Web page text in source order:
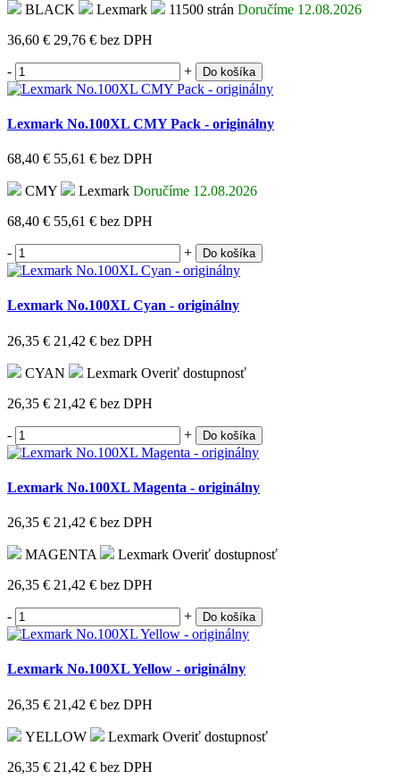
BLACK Lexmark 11500 strán Doručíme 12.08.2026
36,60 € 29,76 € bez DPH
- + Do košíka
Lexmark No.100XL CMY Pack - originálny
68,40 € 55,61 € bez DPH
CMY Lexmark Doručíme 12.08.2026
68,40 € 55,61 € bez DPH
- + Do košíka
Lexmark No.100XL Cyan - originálny
26,35 € 21,42 € bez DPH
CYAN Lexmark Overiť dostupnosť
26,35 € 21,42 € bez DPH
- + Do košíka
Lexmark No.100XL Magenta - originálny
26,35 € 21,42 € bez DPH
MAGENTA Lexmark Overiť dostupnosť
26,35 € 21,42 € bez DPH
- + Do košíka
Lexmark No.100XL Yellow - originálny
26,35 € 21,42 € bez DPH
YELLOW Lexmark Overiť dostupnosť
26,35 € 21,42 € bez DPH